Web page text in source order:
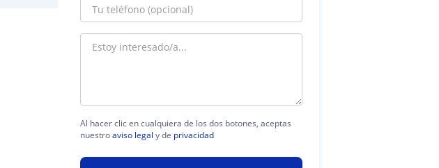
Al hacer clic en cualquiera de los dos botones, aceptas
nuestroaviso legal y de privacidad